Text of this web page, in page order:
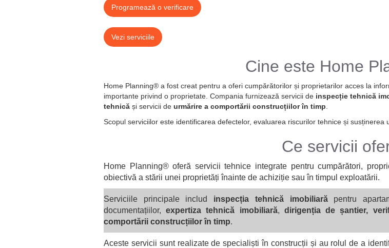
Programează o verificare
Vezi serviciile
Cine este Home
Home Planning® a fost creat pentru a oferi cumpărătorilor și proprietarilor acces la
importante privind o proprietate. Compania furnizează servicii de inspecție tehnică
tehnică și servicii de urmărire a comportării construcțiilor în timp
Scopul serviciilor este identificarea defectelor, evaluarea riscurilor tehnice și susținerea
Ce servicii
Home Planning® oferă servicii tehnice integrate pentru cumpărători,
obiectivă a stării unei proprietăți înainte de achiziție sau în timpul exploatării.
Serviciile principale includ inspecția tehnică imobiliarăpentru
documentațiilor,expertiza tehnică imobiliară, dirigenția de șantier,
comportării construcțiilor în timp.
Aceste servicii sunt realizate de specialiști în construcții și au rolul de a